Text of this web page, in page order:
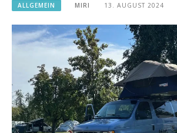
ALLGEMEIN MIRI 13. AUGUST 2024